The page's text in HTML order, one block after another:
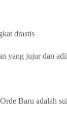
drastis
yang jujur dan adil
Baru adalah